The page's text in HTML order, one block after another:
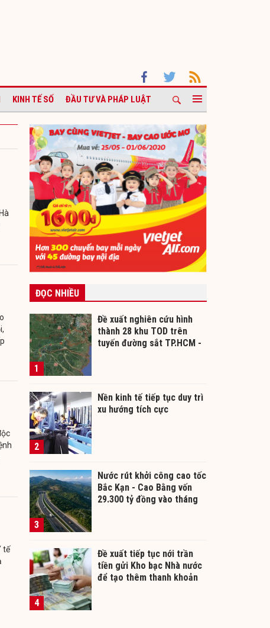
KINH TẾ SỐ ĐẦU TƯ VÀ PHÁP LUẬT
tế
ĐỌC NHIỀU
1
Đề xuất nghiên cứu hình
thành 28 khu TOD trên
tuyến đường sắt TP.HCM -
2
Nền kinh tế tiếp tục duy trì
xu hướng tích cực
3
Nước rút khởi công cao tốc
Bắc Kạn - Cao Bằng vốn
29.300 tỷ đồng vào tháng
4
Đề xuất tiếp tục nới trần
tiền gửi Kho bạc Nhà nước
để tạo thêm thanh khoản